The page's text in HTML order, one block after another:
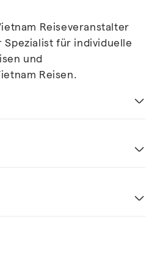
abonnieren
Reiseveranstalter
Spezialist für individuelle
und
Reisen.